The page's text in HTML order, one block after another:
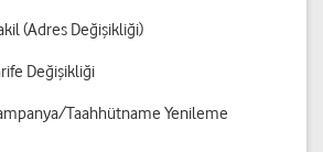
(Adres Değişikliği)
Değişikliği
Taahhütname Yenileme